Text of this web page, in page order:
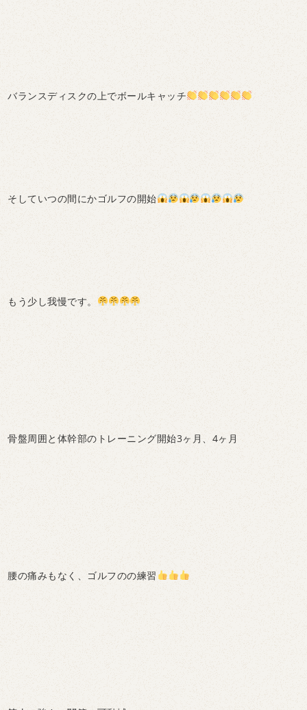
バランスディスクの上でボールキャッチ
そしていつの間にかゴルフの開始
もう少し我慢です。
骨盤周囲と体幹部のトレーニング開始3ヶ月、4ヶ月
腰の痛みもなく、ゴルフのの練習